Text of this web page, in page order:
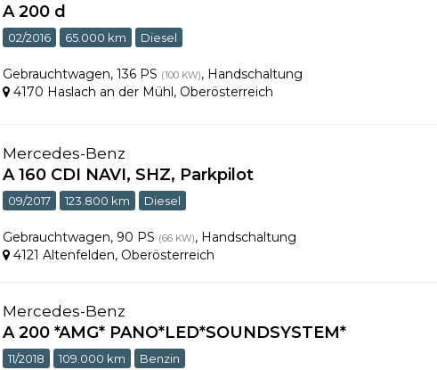
A 200 d
02/2016 65.000 km Diesel
Gebrauchtwagen,136 PS (100 KW), Handschaltung
4170 Haslach an der Mühl, Oberösterreich
Mercedes-Benz
A 160 CDI NAVI, SHZ, Parkpilot
09/2017 123.800 km Diesel
Gebrauchtwagen, 90 PS (66 KW), Handschaltung
4121 Altenfelden, Oberösterreich
Mercedes-Benz
A 200 *AMG* PANO*LED*SOUNDSYSTEM*
11/2018 109.000 km Benzin